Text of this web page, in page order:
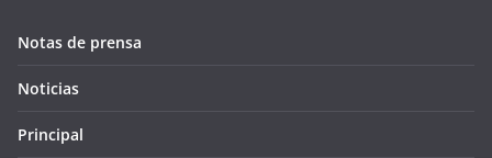
Notas de prensa
Noticias
Principal